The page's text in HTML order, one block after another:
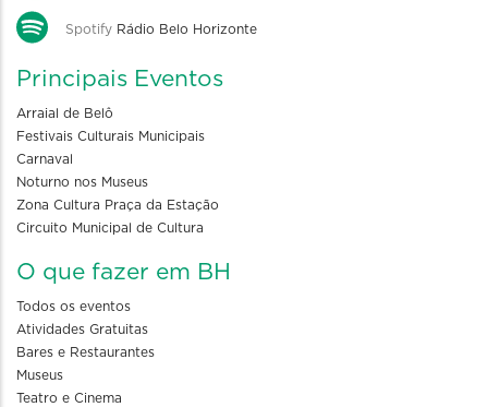
Spotify Rádio Belo Horizonte
Principais Eventos
Arraial de Belô
Festivais Culturais Municipais
Carnaval
Noturno nos Museus
Zona Cultura Praça da Estação
Circuito Municipal de Cultura
O que fazer em BH
Todos os eventos
Atividades Gratuitas
Bares e Restaurantes
Museus
Teatro e Cinema